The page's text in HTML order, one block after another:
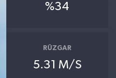
%34
RÜZGAR
5.31 M/S